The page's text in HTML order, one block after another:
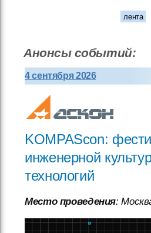
лента
Анонсы событий:
4 сентября 2026
KOMPAScon:
инженерной
технологий
Место проведения: